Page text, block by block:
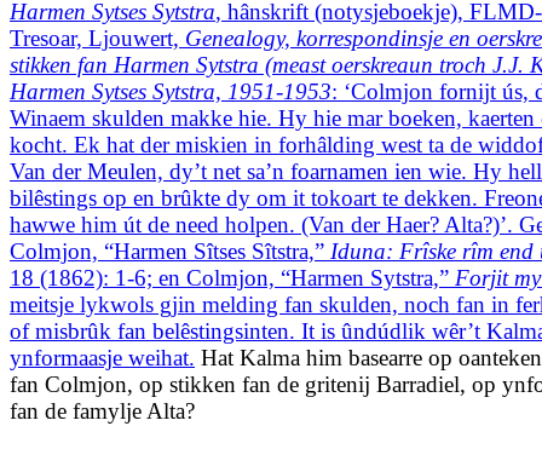
Harmen Sytses Sytstra, hânskrift (notysjeboekje),
Tresoar, Ljouwert, Genealogy, korrespondinsje en
stikken fan Harmen Sytstra (meast oerskreaun troch J.J.
Harmen Sytses Sytstra, 1951-1953: ‘Colmjon fornijt ús,
Winaem skulden makke hie. Hy hie mar boeken, kaerten
kocht. Ek hat der miskien in forhâlding west ta de
Van der Meulen, dy’t net sa’n foarnamen ien wie. Hy
bilêstings op en brûkte dy om it tokoart te dekken.
hawwe him út de need holpen. (Van der Haer? Alta?)’.
Colmjon, “Harmen Sîtses Sîtstra,” Iduna: Frîske rîm end
18 (1862): 1-6; en Colmjon, “Harmen Sytstra,” Forjit
meitsje lykwols gjin melding fan skulden, noch fan in
of misbrûk fan belêstingsinten. It is ûndúdlik wêr’t
ynformaasje weihat. Hat Kalma him basearre op
fan Colmjon, op stikken fan de gritenij Barradiel, op
fan de famylje Alta?